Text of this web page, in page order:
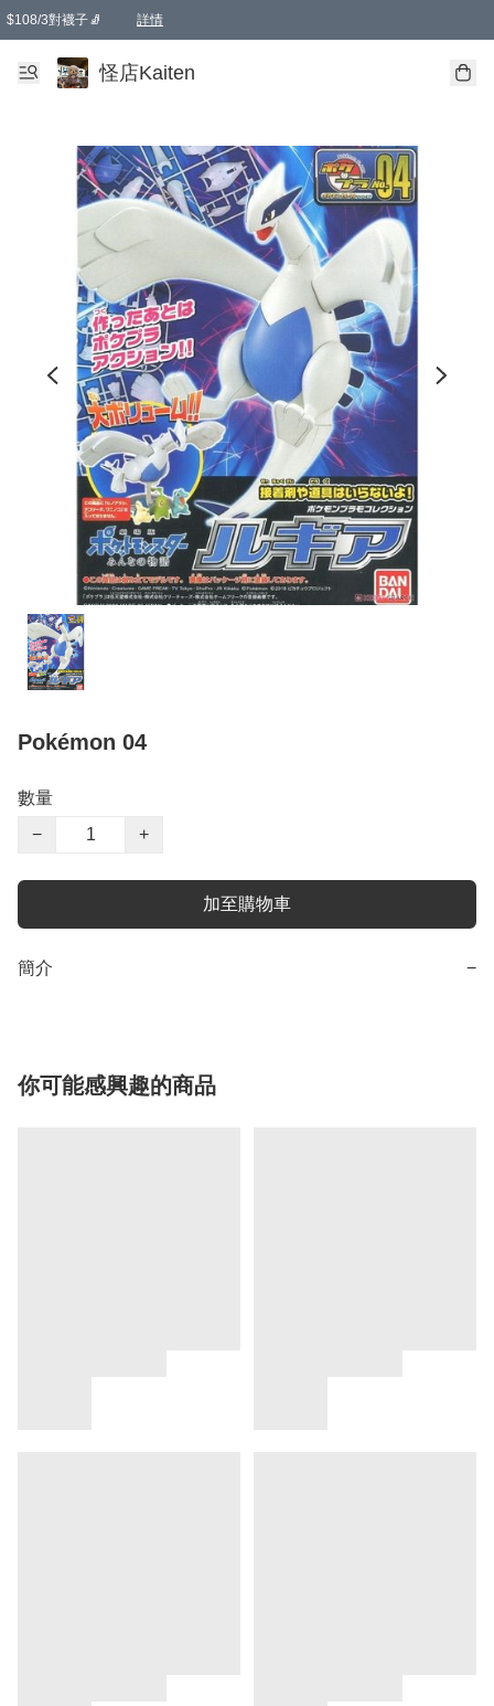
$108/3對襪子🧦 詳情
卡通傘☂️2把8折
購物滿 HKD 650.00即享免運費優惠！（適用於 本地送貨、本地取貨 )
怪店Kaiten
Pokémon 04
數量
−
+
加至購物車
簡介 −
你可能感興趣的商品